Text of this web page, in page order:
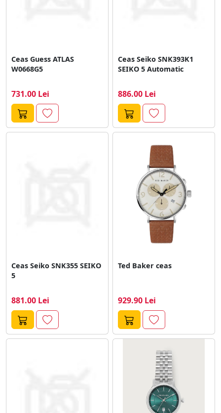
Ceas Guess ATLAS
W0668G5
731.00 Lei
Ceas Seiko SNK393K1
SEIKO 5 Automatic
886.00 Lei
Ceas Seiko SNK355 SEIKO
5
881.00 Lei
Ted Baker ceas
929.90 Lei